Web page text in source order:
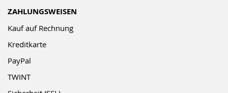
ZAHLUNGSWEISEN
Kauf auf Rechnung
Kreditkarte
PayPal
TWINT